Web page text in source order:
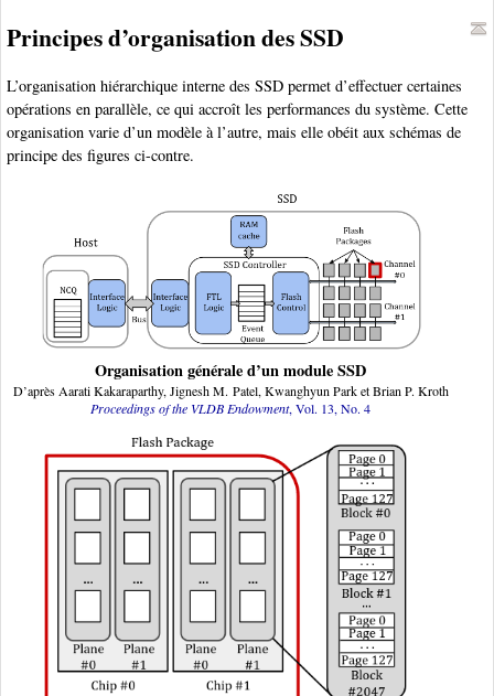
Principes d’organisation des SSD
L’organisation hiérarchique interne des SSD permet d’effectuer certaines
opérations en parallèle, ce qui accroît les performances du système. Cette
organisation varie d’un modèle à l’autre, mais elle obéit aux schémas de
principe des figures ci-contre.
Organisation générale d’un module SSD
D’après Aarati Kakaraparthy, Jignesh M. Patel, Kwanghyun Park et Brian P. Kroth
Proceedings of the VLDB Endowment, Vol. 13, No. 4